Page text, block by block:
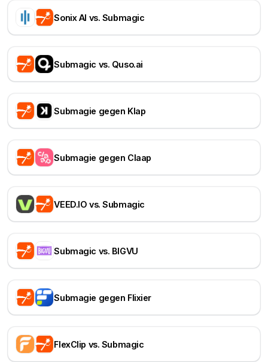
Sonix AI vs. Submagic
Submagic vs. Quso.ai
Submagie gegen Klap
Submagie gegen Claap
VEED.IO vs. Submagic
Submagic vs. BIGVU
Submagie gegen Flixier
FlexClip vs. Submagic